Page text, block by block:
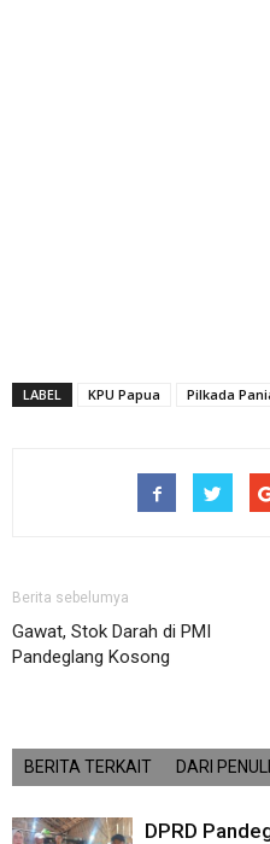
LABEL KPU Papua Pilkada
Berita sebelumya
Gawat, Stok Darah di PMI
Pandeglang Kosong
BERITA TERKAIT DARI
DPRD